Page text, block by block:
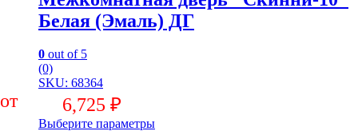
Белая (Эмаль) ДГ
0 out of 5
(0)
SKU: 68364
6,725 ₽
Выберите параметры